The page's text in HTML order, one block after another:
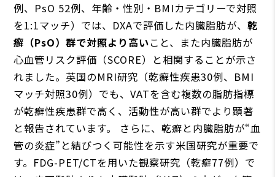
例、PsO 52例、年齢・性別・BMIカテゴリーで対照
を1:1マッチ）では、DXAで評価した内臓脂肪が、乾
癬（PsO）群で対照より高いこと、また内臓脂肪が
心血管リスク評価（SCORE）と相関することが示さ
れました。英国のMRI研究（乾癬性疾患30例、BMI
マッチ対照30例）でも、VATを含む複数の脂肪指標
が乾癬性疾患群で高く、活動性が高い群でより顕著
と報告されています。 さらに、乾癬と内臓脂肪が“血
管の炎症”と結びつく可能性を示す米国研究が重要で
す。FDG-PET/CTを用いた観察研究（乾癬77例）で